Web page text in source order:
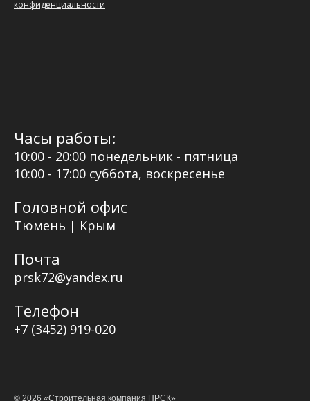
конфиденциальности
Часы работы:
10:00 - 20:00 понедельник - пятница
10:00 - 17:00 суббота, воскресенье
Головной офис
Тюмень | Крым
Почта
prsk72@yandex.ru
Телефон
+7 (3452) 919-020
© 2026 «Строительная компания ПРСК»